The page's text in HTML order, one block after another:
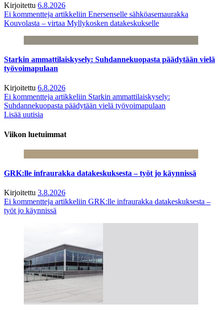
Kirjoitettu 6.8.2026
Ei kommentteja artikkeliin Enersenselle sähköasemaurakka
Kouvolasta – virtaa Myllykosken datakeskukselle
Starkin ammattilaiskysely: Suhdannekuopasta päädytään vielä
työvoimapulaan
Kirjoitettu 6.8.2026
Ei kommentteja artikkeliin Starkin ammattilaiskysely:
Suhdannekuopasta päädytään vielä työvoimapulaan
Lisää uutisia
Viikon luetuimmat
GRK:lle infraurakka datakeskuksesta – työt jo käynnissä
Kirjoitettu 3.8.2026
Ei kommentteja artikkeliin GRK:lle infraurakka datakeskuksesta –
työt jo käynnissä